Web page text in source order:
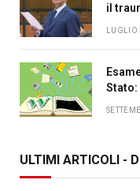
il
Stato:
ULTIMI ARTICOLI -